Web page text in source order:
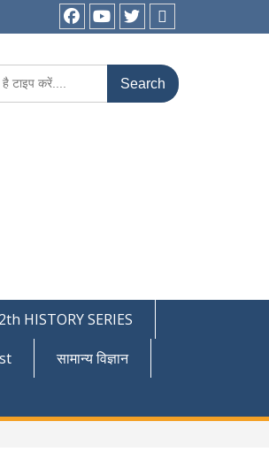
facebookyoutubeTwitterWhatsApp
HISTORY SERIES
सामान्य विज्ञान